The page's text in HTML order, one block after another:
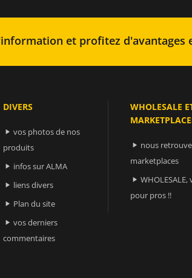
et profitez d'avantages
DIVERS
 vos photos de nos
produits
 infos sur ALMA
 liens divers
 Plan du site
 vos derniers
commentaires
WHOLESALE
 nous
marketplaces
 WHOLESALE,
pour pros !!